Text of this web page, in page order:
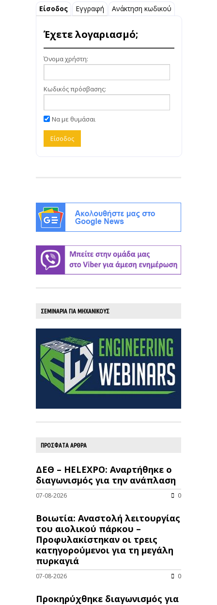
Είσοδος Εγγραφή Ανάκτηση κωδικού
Έχετε λογαριασμό;
Όνομα χρήστη:
Κωδικός πρόσβασης:
Να με θυμάσαι
ΣΕΜΙΝΑΡΙΑ ΓΙΑ ΜΗΧΑΝΙΚΟΥΣ
ΠΡΟΣΦΑΤΑ ΑΡΘΡΑ
ΔΕΘ – HELEXPO: Αναρτήθηκε ο
διαγωνισμός για την ανάπλαση
07-08-2026 0
Βοιωτία: Αναστολή λειτουργίας
του αιολικού πάρκου –
Προφυλακίστηκαν οι τρεις
κατηγορούμενοι για τη μεγάλη
πυρκαγιά
07-08-2026 0
Προκηρύχθηκε διαγωνισμός για